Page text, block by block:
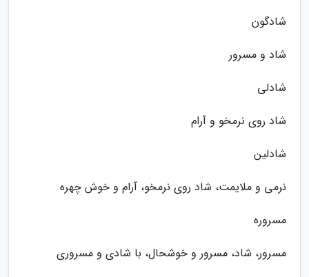
شادگون
شاد و مسرور
شادلی
شاد روی نرمخو و آرام
شادلین
نرمی و ملایمت، شاد روی نرمخو، آرام و خوش چهره
مسروره
مسرور، شاد، مسرور و خوشحال، با شادی و مسروری